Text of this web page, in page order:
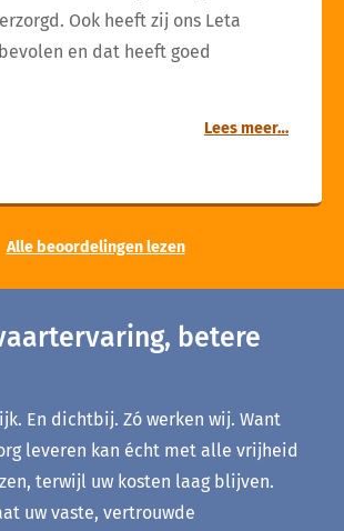
Ook heeft zij ons Leta
en dat heeft goed
Lees meer…
Alle beoordelingen lezen
betere
En dichtbij. Zó werken wij. Want
leveren kan écht met alle vrijheid
terwijl uw kosten laag blijven.
uw vaste, vertrouwde